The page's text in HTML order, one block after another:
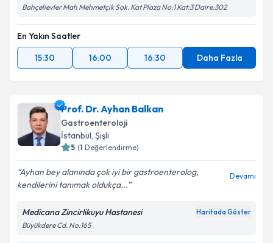
Bahçelievler Mah Mehmetçik Sok. Kat Plaza No:1 Kat:3 Daire:302
En Yakın Saatler
15:30
16:00 16:30 Daha Fazla
Prof. Dr. Ayhan Balkan
Gastroenteroloji
İstanbul, Şişli
5 (1 Değerlendirme)
Ayhan bey alanında çok iyi bir gastroenterolog,
kendilerini tanımak oldukça...
Devamı
Medicana Zincirlikuyu Hastanesi Haritada Göster
Büyükdere Cd. No:165